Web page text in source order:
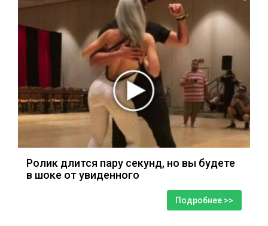
Ролик длится пару секунд, но вы будете
в шоке от увиденного
Подробнее >>